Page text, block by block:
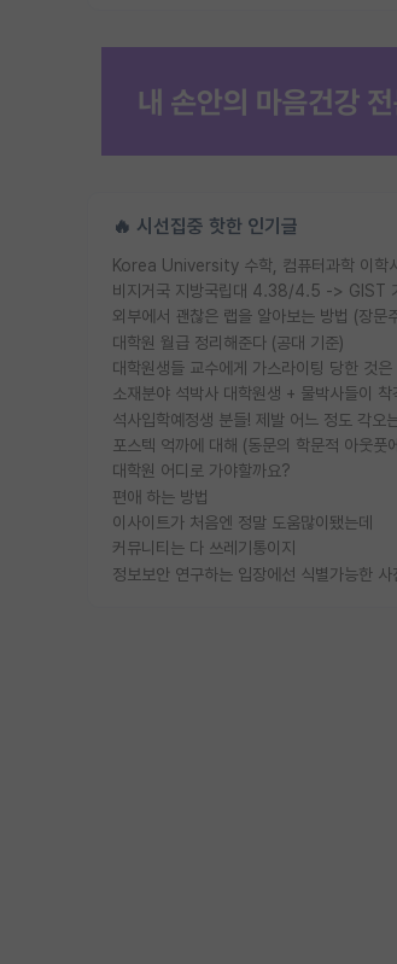
🔥 시선집중 핫한 인기글
외부에서 괜찮은 랩을 알아보는 방법 (장문
대학원 월급 정리해준다 (공대 기준)
소재분야 석박사 대학원생 + 물박사들이 착
대학원 어디로 가야할까요?
편애 하는 방법
이사이트가 처음엔 정말 도움많이됐는데
커뮤니티는 다 쓰레기통이지